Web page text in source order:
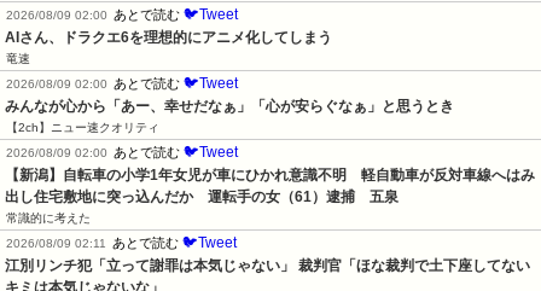
2026/08/09 02:00
あとで読む 🐦Tweet
AIさん、ドラクエ6を理想的にアニメ化してしまう
竜速
2026/08/09 02:00
あとで読む 🐦Tweet
みんなが心から「あー、幸せだなぁ」「心が安らぐなぁ」と思うとき
【2ch】ニュー速クオリティ
2026/08/09 02:00
あとで読む 🐦Tweet
【新潟】自転車の小学1年女児が車にひかれ意識不明　軽自動車が反対車線へはみ
出し住宅敷地に突っ込んだか　運転手の女（61）逮捕　五泉
常識的に考えた
2026/08/09 02:11
あとで読む 🐦Tweet
江別リンチ犯「立って謝罪は本気じゃない」 裁判官「ほな裁判で土下座してない
キミは本気じゃないな」